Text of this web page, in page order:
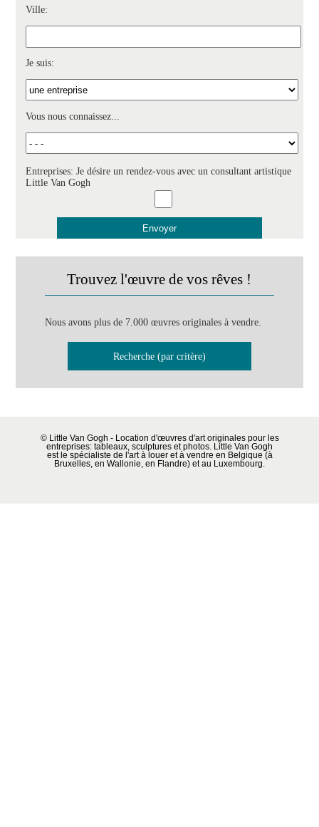
Ville:
Je suis:
Vous nous connaissez...
Entreprises: Je désire un rendez-vous avec un consultant artistique
Little Van Gogh
Trouvez l'œuvre de vos rêves !
Nous avons plus de 7.000 œuvres originales à vendre.
Recherche (par critère)
© Little Van Gogh - Location d'œuvres d'art originales pour les
entreprises: tableaux, sculptures et photos. Little Van Gogh
est le spécialiste de l'art à louer et à vendre en Belgique (à
Bruxelles, en Wallonie, en Flandre) et au Luxembourg.